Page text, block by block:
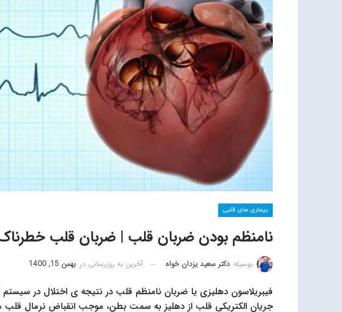
بیماری های قلبی
نامنظم بودن ضربان قلب | ضربان قلب
بوسیله دکتر سعید یزدان خواه آخرین به روزرسانی در بهمن 15, 1400
فيبريلاسون‌ دهلیزی یا ضربان نامنظم قلب در نتیجه ی اختلال در
جریان الکتریکی قلب از دهلیز به سمت بطن، موجب انقباض نرمال قلب